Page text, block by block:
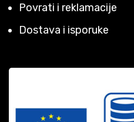
Povrati i reklamacije
Dostava i isporuke